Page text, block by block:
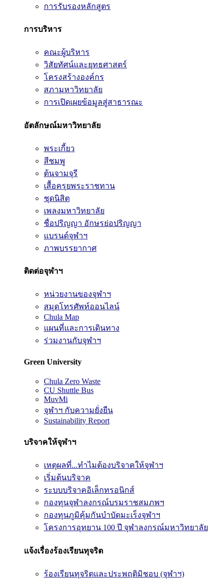
การรับรองหลักสูตร
การบริหาร
คณะผู้บริหาร
วิสัยทัศน์และยุทธศาสตร์
โครงสร้างองค์กร
สภามหาวิทยาลัย
การเปิดเผยข้อมูลสู่สาธารณะ
อัตลักษณ์มหาวิทยาลัย
พระเกี้ยว
สีชมพู
ต้นจามจุรี
เสื้อครุยพระราชทาน
ชุดนิสิต
เพลงมหาวิทยาลัย
ชื่อปริญญา อักษรย่อปริญญา
แบรนด์จุฬาฯ
ภาพบรรยากาศ
ติดต่อจุฬาฯ
หน่วยงานของจุฬาฯ
สมุดโทรศัพท์ออนไลน์
Chula Map
แผนที่และการเดินทาง
ร่วมงานกับจุฬาฯ
Green University
Chula Zero Waste
CU Shuttle Bus
MuvMi
จุฬาฯ กับความยั่งยืน
Sustainability Report
บริจาคให้จุฬาฯ
เหตุผลที่...ทำไมต้องบริจาคให้จุฬาฯ
เริ่มต้นบริจาค
ระบบบริจาคอิเล็กทรอนิกส์
กองทุนจุฬาลงกรณ์บรมราชสมภพฯ
กองทุนภูมิคุ้มกันบำบัดมะเร็งจุฬาฯ
โครงการอุทยาน 100 ปี จุฬาลงกรณ์มหาวิทยาลัย
แจ้งเรื่องร้องเรียนทุจริต
ร้องเรียนทุจริตและประพฤติมิชอบ (จุฬาฯ)